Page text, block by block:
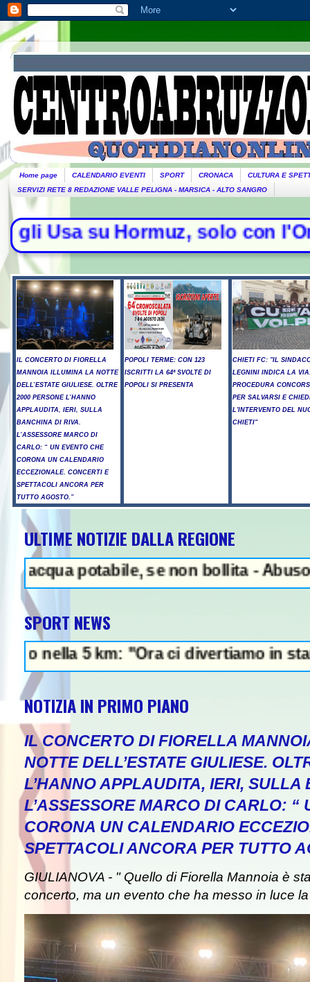
Home page CALENDARIO EVENTI SPORT CRONACA
CULTURA E
SERVIZI RETE 8 REDAZIONE VALLE PELIGNA - MARSICA - ALTO SANGRO
solo con l'Oman".
IL CONCERTO DI FIORELLA
MANNOIA ILLUMINA LA NOTTE
DELL’ESTATE GIULIESE. OLTRE
2000 PERSONE L’HANNO
APPLAUDITA, IERI, SULLA
BANCHINA DI RIVA.
L’ASSESSORE MARCO DI
CARLO: “ UN EVENTO CHE
CORONA UN CALENDARIO
ECCEZIONALE. CONCERTI E
SPETTACOLI ANCORA PER
TUTTO AGOSTO.”
POPOLI TERME: CON 123
ISCRITTI LA 64ª SVOLTE DI
POPOLI SI PRESENTA
CHIETI FC: "IL
LEGNINI INDICA LA
PROCEDURA
PER SALVARSI E
L'INTERVENTO DEL
CHIETI"
ULTIME NOTIZIE DALLA REGIONE
se non bollita - Abuso di
SPORT NEWS
5 km: "Ora ci divertiamo in staffetta"-
NOTIZIA IN PRIMO PIANO
IL CONCERTO DI FIORELLA
NOTTE DELL’ESTATE GIULIESE.
L’HANNO APPLAUDITA, IERI, SULLA
L’ASSESSORE MARCO DI CARLO: “
CORONA UN CALENDARIO
SPETTACOLI ANCORA PER TUTTO
GIULIANOVA - " Quello di Fiorella Mannoia è
concerto, ma un evento che ha messo in luce
"abbiamo molte munizioni,